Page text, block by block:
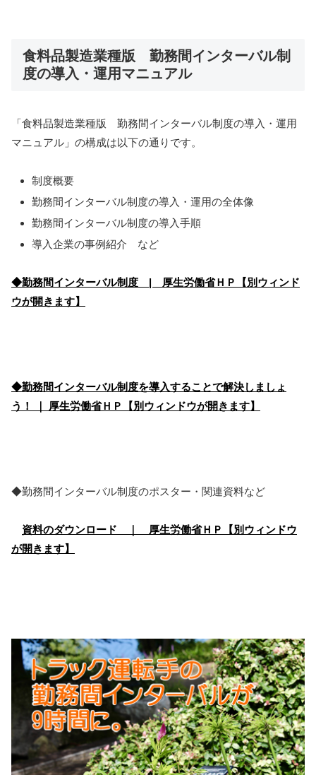
食料品製造業種版 勤務間インターバル制
度の導入・運用マニュアル
「食料品製造業種版 勤務間インターバル制度の導入・運用
マニュアル」の構成は以下の通りです。
制度概要
勤務間インターバル制度の導入・運用の全体像
勤務間インターバル制度の導入手順
導入企業の事例紹介 など
◆勤務間インターバル制度 | 厚生労働省ＨＰ【別ウィンド
ウが開きます】
◆勤務間インターバル制度を導入することで解決しましょ
う！ ｜ 厚生労働省ＨＰ【別ウィンドウが開きます】
◆勤務間インターバル制度のポスター・関連資料など
資料のダウンロード ｜ 厚生労働省ＨＰ【別ウィンドウ
が開きます】